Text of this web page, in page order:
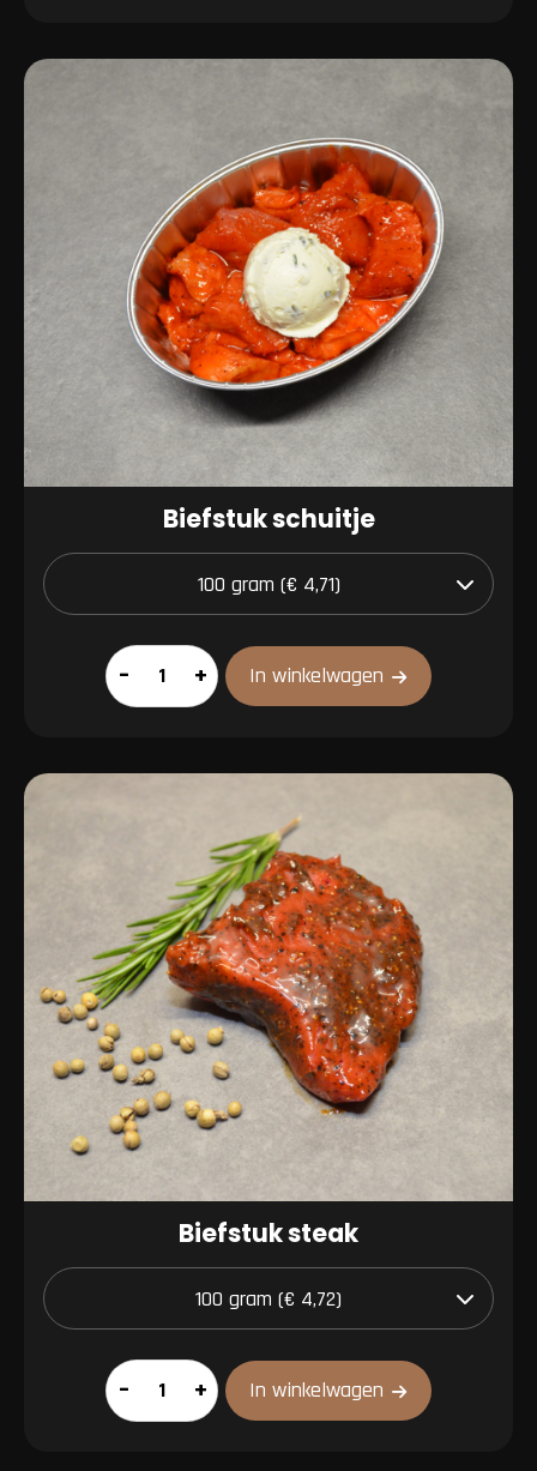
Biefstuk schuitje
Biefstuk
schuitje
– + In winkelwagen
Biefstuk steak
Biefstuk
steak
– + In winkelwagen